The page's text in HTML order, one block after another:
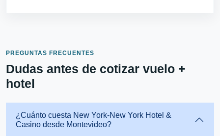
PREGUNTAS FRECUENTES
Dudas antes de cotizar vuelo +
hotel
¿Cuánto cuesta New York-New York Hotel &
Casino desde Montevideo?